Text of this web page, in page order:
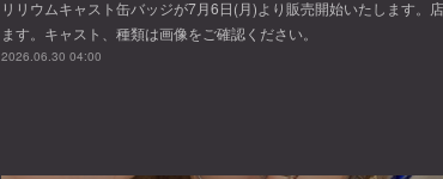
リリウムキャスト缶バッジが7月6日(月)より販売開始いたします。
ます。キャスト、種類は画像をご確認ください。
2026.06.30 04:00